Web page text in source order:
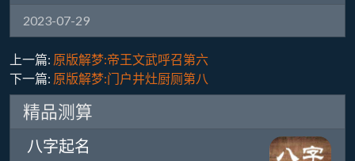
2023-07-29
上一篇: 原版解梦:帝王文武呼召第六
下一篇: 原版解梦:门户井灶厨厕第八
精品测算
八字起名